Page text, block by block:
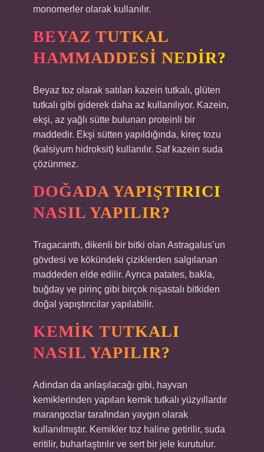
monomerler olarak kullanılır.
BEYAZ TUTKAL
HAMMADDESI NEDIR?
Beyaz toz olarak satılan kazein tutkalı, glüten
tutkalı gibi giderek daha az kullanılıyor. Kazein,
ekşi, az yağlı sütte bulunan proteinli bir
maddedir. Ekşi sütten yapıldığında, kireç tozu
(kalsiyum hidroksit) kullanılır. Saf kazein suda
çözünmez.
DOĞADA YAPIŞTIRICI
NASIL YAPILIR?
Tragacanth, dikenli bir bitki olan Astragalus’un
gövdesi ve kökündeki çiziklerden salgılanan
maddeden elde edilir. Ayrıca patates, bakla,
buğday ve pirinç gibi birçok nişastalı bitkiden
doğal yapıştırıcılar yapılabilir.
KEMIK TUTKALI
NASIL YAPILIR?
Adından da anlaşılacağı gibi, hayvan
kemiklerinden yapılan kemik tutkalı yüzyıllardır
marangozlar tarafından yaygın olarak
kullanılmıştır. Kemikler toz haline getirilir, suda
eritilir, buharlaştırılır ve sert bir jele kurutulur.